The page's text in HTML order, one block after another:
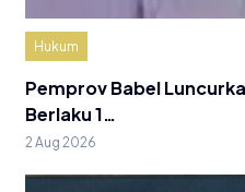
Hukum
Pemprov Babel
Berlaku 1…
2 Aug 2026